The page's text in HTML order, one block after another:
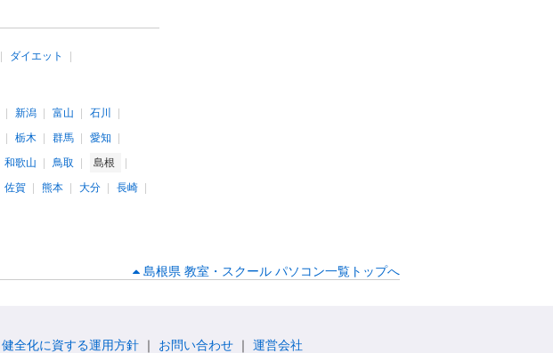
ダイエット
新潟 富山
石川
栃木 群馬
愛知
和歌山 鳥取
島根
佐賀 熊本 大分
長崎
島根県 教室・スクール パソコン一覧トップへ
健全化に資する運用方針 お問い合わせ 運営会社